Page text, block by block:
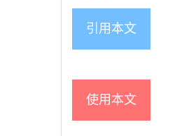
引用本文
使用本文